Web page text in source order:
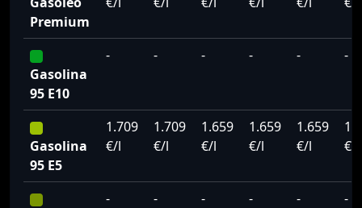
Premium
Gasolina
95 E10
- - - - - -
Gasolina
95 E5
1.709
€/l
1.709
€/l
1.659
€/l
1.659
€/l
1.659
€/l
€/l
- - - - - -